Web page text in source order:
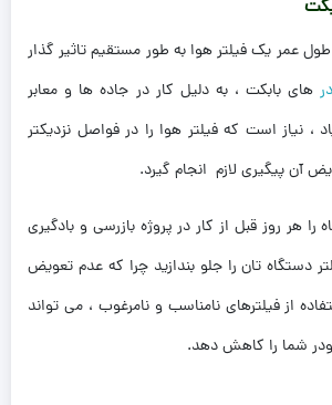
عمر یک فیلتر هوا به طور مستقیم تاثیر گذار
های بابکت ، به دلیل کار در جاده ها و معابر
نیاز است که فیلتر هوا را در فواصل نزدیکتر
آن پیگیری لازم انجام گیرد.
را هر روز قبل از کار در پروژه بازرسی و بادگیری
دستگاه تان را جلو بندازید چرا که عدم تعویض
از فیلترهای نامناسب و نامرغوب ، می تواند
شما را کاهش دهد.